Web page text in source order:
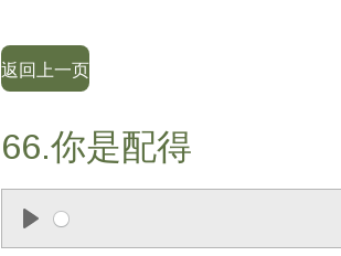
返回上一页
66.你是配得
P